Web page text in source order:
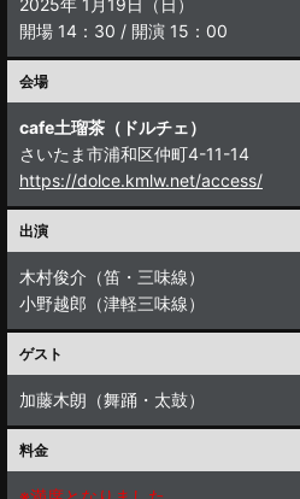
2025年 1月19日（日）
開場 14：30 / 開演 15：00
会場
cafe土瑠茶（ドルチェ）
さいたま市浦和区仲町4-11-14
https://dolce.kmlw.net/access/
出演
木村俊介（笛・三味線）
小野越郎（津軽三味線）
ゲスト
加藤木朗（舞踊・太鼓）
料金